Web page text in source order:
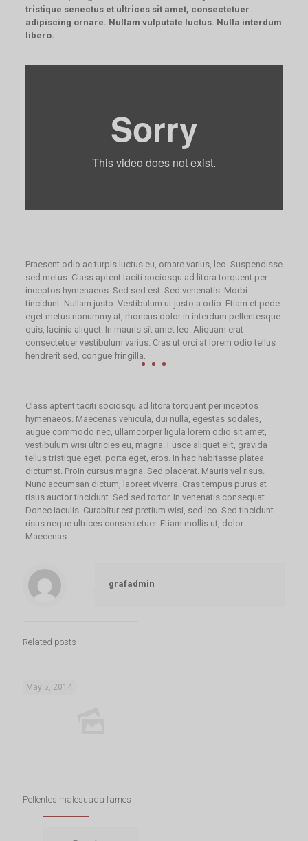
tristique senectus et ultrices sit amet, consectetuer
adipiscing ornare. Nullam vulputate luctus. Nulla interdum
libero.
Praesent odio ac turpis luctus eu, ornare varius, leo. Suspendisse
sed metus. Class aptent taciti sociosqu ad litora torquent per
inceptos hymenaeos. Sed sed est. Sed venenatis. Morbi
tincidunt. Nullam justo. Vestibulum ut justo a odio. Etiam et pede
eget metus nonummy at, rhoncus dolor in interdum pellentesque
quis, lacinia aliquet. In mauris sit amet leo. Aliquam erat
consectetuer vestibulum varius. Cras ut orci at lorem odio tellus
hendrerit sed, congue fringilla.
Class aptent taciti sociosqu ad litora torquent per inceptos
hymenaeos. Maecenas vehicula, dui nulla, egestas sodales,
augue commodo nec, ullamcorper ligula lorem odio sit amet,
vestibulum wisi ultricies eu, magna. Fusce aliquet elit, gravida
tellus tristique eget, porta eget, eros. In hac habitasse platea
dictumst. Proin cursus magna. Sed placerat. Mauris vel risus.
Nunc accumsan dictum, laoreet viverra. Cras tempus purus at
risus auctor tincidunt. Sed sed tortor. In venenatis consequat.
Donec iaculis. Curabitur est pretium wisi, sed leo. Sed tincidunt
risus neque ultrices consectetuer. Etiam mollis ut, dolor.
Maecenas.
grafadmin
Related posts
May 5, 2014
Pellentes malesuada fames